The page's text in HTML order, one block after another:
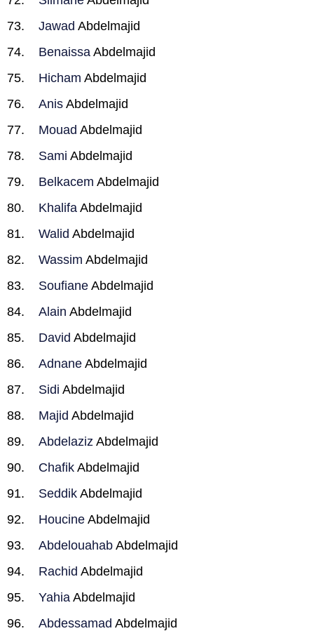
Jawad Abdelmajid
Benaissa Abdelmajid
Hicham Abdelmajid
Anis Abdelmajid
Mouad Abdelmajid
Sami Abdelmajid
Belkacem Abdelmajid
Khalifa Abdelmajid
Walid Abdelmajid
Wassim Abdelmajid
Soufiane Abdelmajid
Alain Abdelmajid
David Abdelmajid
Adnane Abdelmajid
Sidi Abdelmajid
Majid Abdelmajid
Abdelaziz Abdelmajid
Chafik Abdelmajid
Seddik Abdelmajid
Houcine Abdelmajid
Abdelouahab Abdelmajid
Rachid Abdelmajid
Yahia Abdelmajid
Abdessamad Abdelmajid